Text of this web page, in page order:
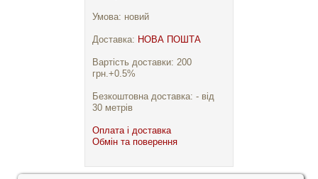
Умова: новий
Доставка: НОВА ПОШТА
Вартість доставки: 200
грн.+0.5%
Безкоштовна доставка: - від
30 метрів
Оплата і доставка
Обмін та поверення